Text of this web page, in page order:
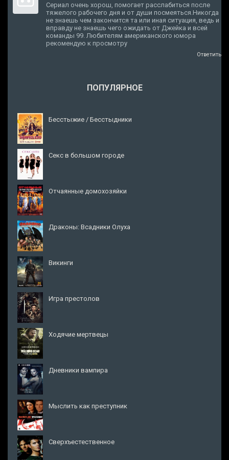
Сериал очень хорош, помогает расслабиться после
тяжелого рабочего дня и от души посмеяться.Никогда
не знаешь чем закончится та или иная ситуация, ведь и
вправду не знаешь чего ожидать от Джейка и всей
команды 99. Любителям американского юмора
рекомендую к просмотру
Ответить
ПОПУЛЯРНОЕ
Бесстыжие / Бесстыдники
Секс в большом городе
Отчаянные домохозяйки
Драконы: Всадники Олуха
Викинги
Игра престолов
Ходячие мертвецы
Дневники вампира
Мыслить как преступник
Сверхъестественное